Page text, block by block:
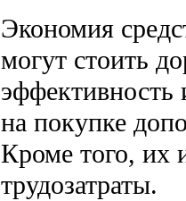
Экономия
могут стоить
эффективность
на покупке
Кроме того, их
трудозатраты.